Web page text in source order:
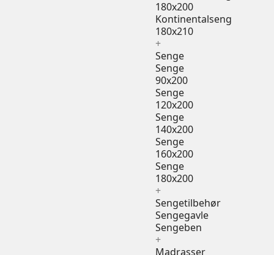
180x200
Kontinentalseng
180x210
+
Senge
Senge
90x200
Senge
120x200
Senge
140x200
Senge
160x200
Senge
180x200
+
Sengetilbehør
Sengegavle
Sengeben
+
Madrasser